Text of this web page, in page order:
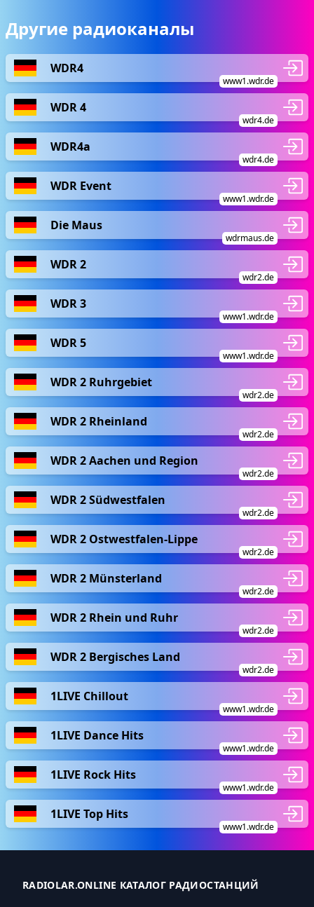
Другие радиоканалы
WDR4
www1.wdr.de
WDR 4
wdr4.de
WDR4a
wdr4.de
WDR Event
www1.wdr.de
Die Maus
wdrmaus.de
WDR 2
wdr2.de
WDR 3
www1.wdr.de
WDR 5
www1.wdr.de
WDR 2 Ruhrgebiet
wdr2.de
WDR 2 Rheinland
wdr2.de
WDR 2 Aachen und Region
wdr2.de
WDR 2 Südwestfalen
wdr2.de
WDR 2 Ostwestfalen-Lippe
wdr2.de
WDR 2 Münsterland
wdr2.de
WDR 2 Rhein und Ruhr
wdr2.de
WDR 2 Bergisches Land
wdr2.de
1LIVE Chillout
www1.wdr.de
1LIVE Dance Hits
www1.wdr.de
1LIVE Rock Hits
www1.wdr.de
1LIVE Top Hits
www1.wdr.de
RADIOLAR.ONLINE КАТАЛОГ РАДИОСТАНЦИЙ